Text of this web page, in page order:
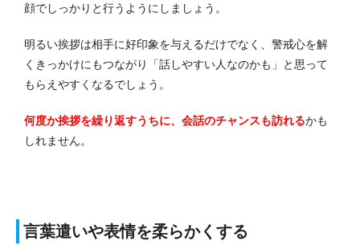
顔でしっかりと行うようにしましょう。
明るい挨拶は相手に好印象を与えるだけでなく、警戒心を解
くきっかけにもつながり「話しやすい人なのかも」と思って
もらえやすくなるでしょう。
何度か挨拶を繰り返すうちに、会話のチャンスも訪れるかも
しれません。
言葉遣いや表情を柔らかくする